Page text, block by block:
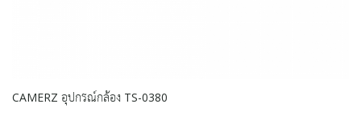
CAMERZ อุปกรณ์กล้อง TS-0380